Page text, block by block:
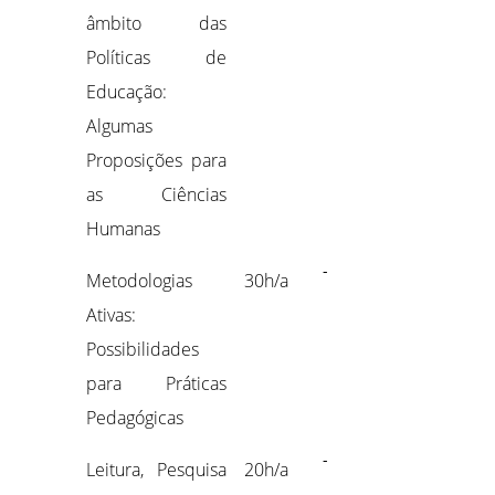
âmbito das
Políticas de
Educação:
Algumas
Proposições para
as Ciências
Humanas
Metodologias
Ativas:
Possibilidades
para Práticas
Pedagógicas
30h/a -
Leitura, Pesquisa
20h/a -